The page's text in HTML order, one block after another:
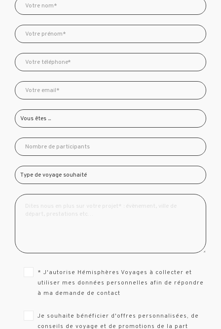
* J'autorise Hémisphères Voyages à collecter et
utiliser mes données personnelles afin de répondre
à ma demande de contact
Je souhaite bénéficier d'offres personnalisées, de
conseils de voyage et de promotions de la part